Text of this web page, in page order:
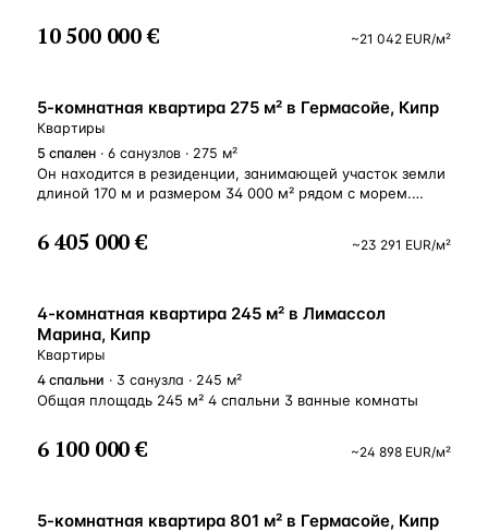
10 500 000 € ~21 042 EUR/м²
ВНЖ
5-комнатная квартира 275 м² в Гермасойе, Кипр
Квартиры
5 спален · 6 санузлов · 275 м²
Он находится в резиденции, занимающей участок земли
длиной 170 м и размером 34 000 м² рядом с морем.
окна делают этот пентхаус очень привлекательным как
для проживания, так и в качестве инвестиции.
организации просмотров обращайтесь в компанию Элит
Блу.
6 405 000 € ~23 291 EUR/м²
ВНЖ
4-комнатная квартира 245 м² в Лимассол
Марина, Кипр
Квартиры
4 спальни · 3 санузла · 245 м²
Общая площадь 245 м² 4 спальни 3 ванные комнаты
6 100 000 € ~24 898 EUR/м²
ВНЖ
5-комнатная квартира 801 м² в Гермасойе, Кипр